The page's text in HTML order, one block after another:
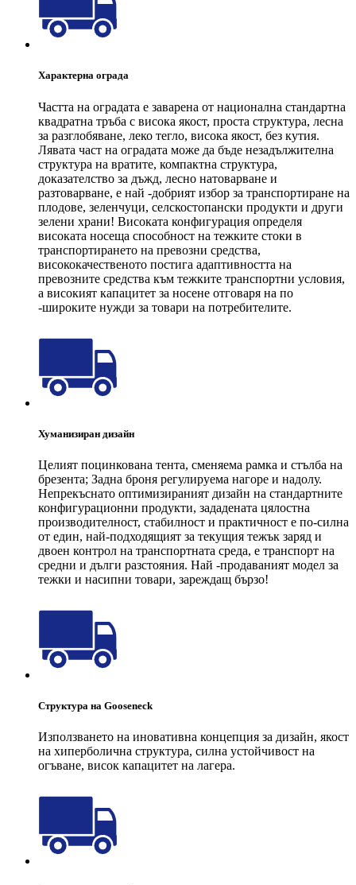
Характерна ограда
Частта на оградата е заварена от национална стандартна
квадратна тръба с висока якост, проста структура, лесна
за разглобяване, леко тегло, висока якост, без кутия.
Лявата част на оградата може да бъде незадължителна
структура на вратите, компактна структура,
доказателство за дъжд, лесно натоварване и
разтоварване, е най -добрият избор за транспортиране на
плодове, зеленчуци, селскостопански продукти и други
зелени храни! Високата конфигурация определя
високата носеща способност на тежките стоки в
транспортирането на превозни средства,
висококачественото постига адаптивността на
превозните средства към тежките транспортни условия,
а високият капацитет за носене отговаря на по
-широките нужди за товари на потребителите.
Хуманизиран дизайн
Целият поцинкована тента, сменяема рамка и стълба на
брезента; Задна броня регулируема нагоре и надолу.
Непрекъснато оптимизираният дизайн на стандартните
конфигурационни продукти, зададената цялостна
производителност, стабилност и практичност е по-силна
от един, най-подходящият за текущия тежък заряд и
двоен контрол на транспортната среда, е транспорт на
средни и дълги разстояния. Най -продаваният модел за
тежки и насипни товари, зареждащ бързо!
Структура на Gooseneck
Използването на иновативна концепция за дизайн, якост
на хиперболична структура, силна устойчивост на
огъване, висок капацитет на лагера.